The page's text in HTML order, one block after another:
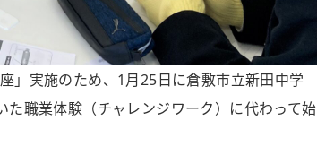
」実施のため、1月25日に倉敷市立新田中学
職業体験（チャレンジワーク）に代わって始